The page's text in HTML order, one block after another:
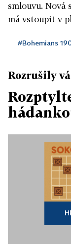
smlouvu. Nová
má vstoupit v
#Bohemians
Rozrušily